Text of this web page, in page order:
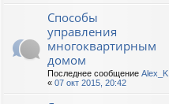
Способы
управления
многоквартирным
домом
Последнее сообщение Alex_K
« 07 окт 2015, 20:42